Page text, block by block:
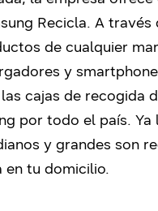
Recicla. A través
de cualquier
y
cajas de recogida
por todo el país. Ya
y grandes son
en tu domicilio.